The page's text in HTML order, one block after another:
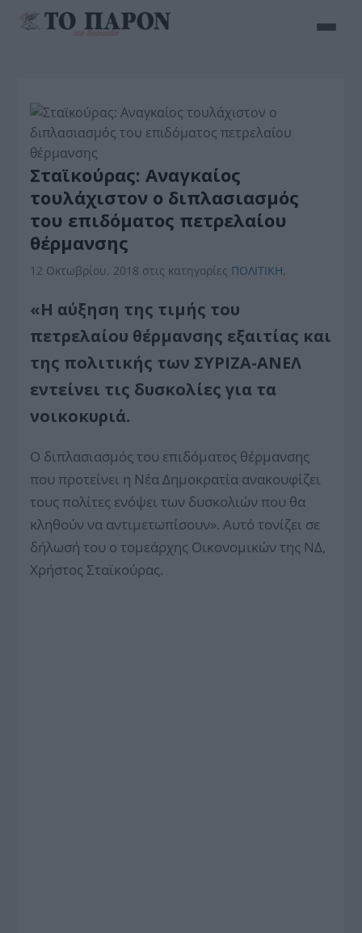
Σταϊκούρας: Αναγκαίος
τουλάχιστον ο διπλασιασμός
του επιδόματος πετρελαίου
θέρμανσης
12 Οκτωβρίου, 2018 στις κατηγορίες ΠΟΛΙΤΙΚΗ,
«Η αύξηση της τιμής του
πετρελαίου θέρμανσης εξαιτίας και
της πολιτικής των ΣΥΡΙΖΑ-ΑΝΕΛ
εντείνει τις δυσκολίες για τα
νοικοκυριά.
Ο διπλασιασμός του επιδόματος θέρμανσης
που προτείνει η Νέα Δημοκρατία ανακουφίζει
τους πολίτες ενόψει των δυσκολιών που θα
κληθούν να αντιμετωπίσουν». Αυτό τονίζει σε
δήλωσή του ο τομεάρχης Οικονομικών της ΝΔ,
Χρήστος Σταϊκούρας.